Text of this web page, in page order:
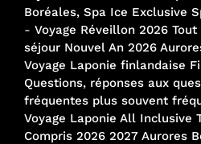
Boréales, Spa Ice Exclusive
- Voyage Réveillon 2026
séjour Nouvel An 2026
Voyage Laponie finlandaise
Questions, réponses aux
fréquentes plus souvent
Voyage Laponie All Inclusive
Compris 2026 2027 Aurores